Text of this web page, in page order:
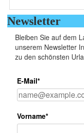
Newsletter
Bleiben Sie auf dem
unserem Newsletter
zu den schönsten
E-Mail*
Vorname*